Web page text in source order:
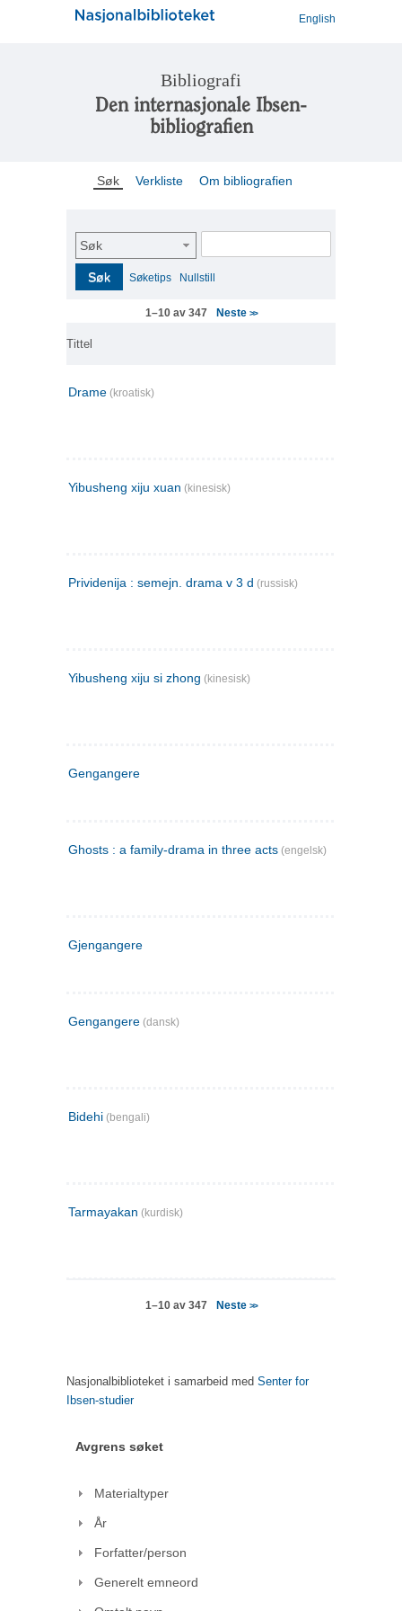
English
Bibliografi
Den internasjonale Ibsen-
bibliografien
Søk Verkliste Om bibliografien
Søk
Søk Søketips Nullstill
1–10 av 347 Neste >>
Tittel
Drame (kroatisk)
Yibusheng xiju xuan (kinesisk)
Prividenija : semejn. drama v 3 d (russisk)
Yibusheng xiju si zhong (kinesisk)
Gengangere
Ghosts : a family-drama in three acts (engelsk)
Gjengangere
Gengangere (dansk)
Bidehi (bengali)
Tarmayakan (kurdisk)
1–10 av 347 Neste >>
Nasjonalbiblioteket i samarbeid med Senter for
Ibsen-studier
Avgrens søket
Materialtyper
År
Forfatter/person
Generelt emneord